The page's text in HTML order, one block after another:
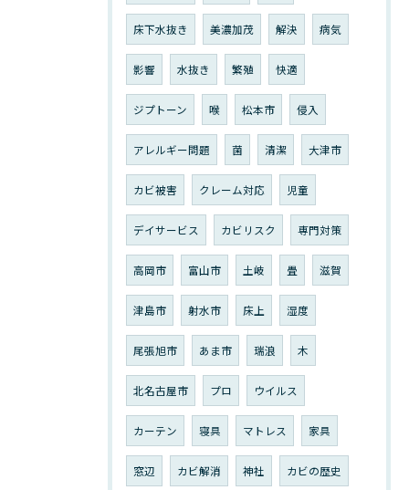
床下水抜き 美濃加茂 解決 病気
影響 水抜き 繁殖 快適
ジプトーン 喉 松本市 侵入
アレルギー問題 菌 清潔 大津市
カビ被害 クレーム対応 児童
デイサービス カビリスク 専門対策
高岡市 富山市 土岐 畳 滋賀
津島市 射水市 床上 湿度
尾張旭市 あま市 瑞浪 木
北名古屋市 プロ ウイルス
カーテン 寝具 マトレス 家具
窓辺 カビ解消 神社 カビの歴史